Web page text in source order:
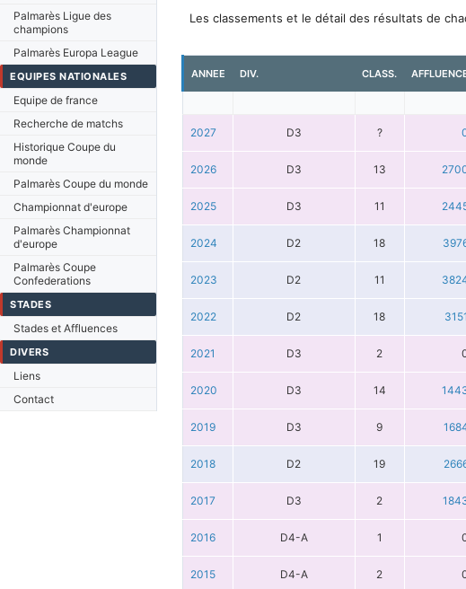
Palmarès Ligue des
champions
Palmarès Europa League
EQUIPES NATIONALES
Equipe de france
Recherche de matchs
Historique Coupe du
monde
Palmarès Coupe du monde
Championnat d'europe
Palmarès Championnat
d'europe
Palmarès Coupe
Confederations
STADES
Stades et Affluences
DIVERS
Liens
Contact
Les classements et le détail des résultats de
ANNEE DIV. CLASS.
2027 D3 ?
2026 D3 13
2025 D3 11
2024 D2 18
2023 D2 11
2022 D2 18 3151
2021 D3 2
2020 D3 14
2019 D3 9
2018 D2 19
2017 D3 2
2016 D4-A 1
2015 D4-A 2